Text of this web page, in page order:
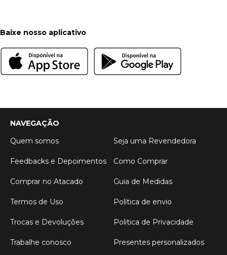
Baixe nosso aplicativo
NAVEGAÇÃO
Quem somos
Seja uma Revendedora
Feedbacks e Depoimentos Como Comprar
Comprar no Atacado Guia de Medidas
Termos de Uso Política de envio
Trocas e Devoluções Politica de Privacidade
Trabalhe conosco Presentes personalizados